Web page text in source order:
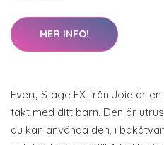
MER INFO!
Every Stage FX från Joie är
takt med ditt barn. Den är
du kan använda den, i